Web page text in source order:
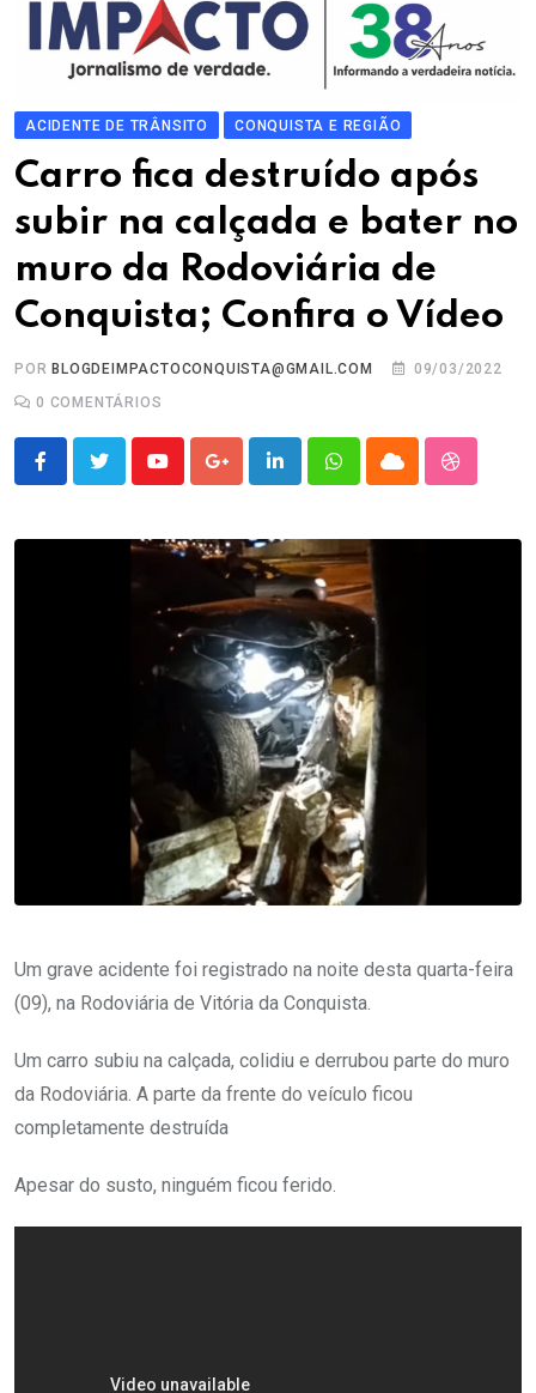
ACIDENTE DE TRÂNSITO CONQUISTA E REGIÃO
Carro fica destruído após
subir na calçada e bater no
muro da Rodoviária de
Conquista; Confira o Vídeo
POR BLOGDEIMPACTOCONQUISTA@GMAIL.COM
09/03/2022
0 COMENTÁRIOS
YoutubeGoogle+LinkedInWhatsappCloud
Um grave acidente foi registrado na noite desta quarta-feira
(09), na Rodoviária de Vitória da Conquista.
Um carro subiu na calçada, colidiu e derrubou parte do muro
da Rodoviária. A parte da frente do veículo ficou
completamente destruída
Apesar do susto, ninguém ficou ferido.